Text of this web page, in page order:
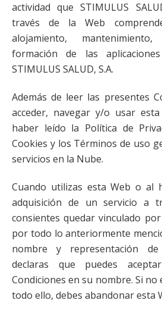
actividad que STIMULUS
través de la Web
alojamiento,
formación de las
STIMULUS SALUD, S.A.
Además de leer las presentes
acceder, navegar y/o usar
haber leído la Política de
Cookies y los Términos de uso
servicios en la Nube.
Cuando utilizas esta Web o al
adquisición de un servicio a
consientes quedar vinculado
por todo lo anteriormente
nombre y representación
declaras que puedes
Condiciones en su nombre. Si no
todo ello, debes abandonar esta